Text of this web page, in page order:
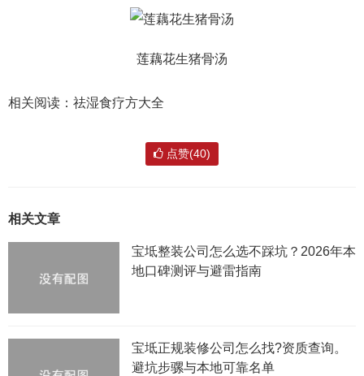
莲藕花生猪骨汤
相关阅读：祛湿食疗方大全
点赞(40)
相关文章
宝坻整装公司怎么选不踩坑？2026年本
地口碑测评与避雷指南
宝坻正规装修公司怎么找?资质查询。
避坑步骡与本地可靠名单